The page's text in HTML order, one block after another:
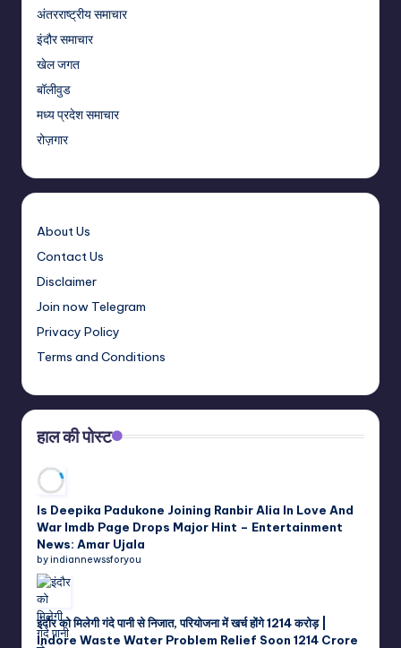
अंतरराष्ट्रीय समाचार
इंदौर समाचार
खेल जगत
बॉलीवुड
मध्य प्रदेश समाचार
रोज़गार
About Us
Contact Us
Disclaimer
Join now Telegram
Privacy Policy
Terms and Conditions
हाल की पोस्ट
Is Deepika Padukone Joining Ranbir Alia In Love And
War Imdb Page Drops Major Hint – Entertainment
News: Amar Ujala
by indiannewssforyou
इंदौर को मिलेगी गंदे पानी से निजात, परियोजना में खर्च होंगे 1214 करोड़ |
Indore Waste Water Problem Relief Soon 1214 Crore